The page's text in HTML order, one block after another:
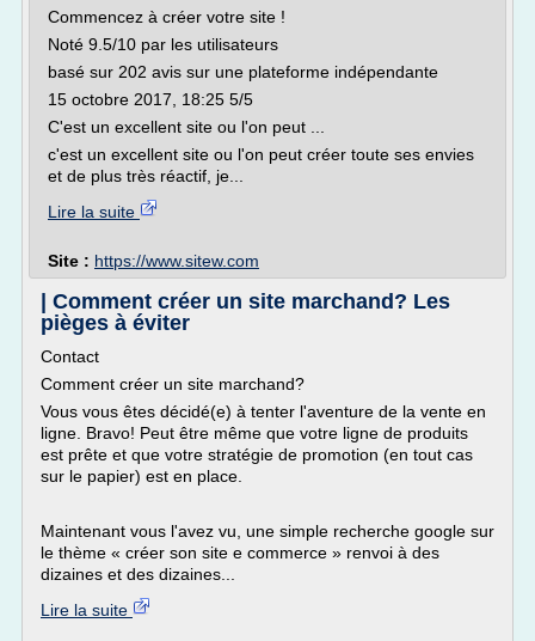
Commencez à créer votre site !
Noté 9.5/10 par les utilisateurs
basé sur 202 avis sur une plateforme indépendante
15 octobre 2017, 18:25 5/5
C'est un excellent site ou l'on peut ...
c'est un excellent site ou l'on peut créer toute ses envies
et de plus très réactif, je...
Lire la suite
Site : https://www.sitew.com
| Comment créer un site marchand? Les
pièges à éviter
Contact
Comment créer un site marchand?
Vous vous êtes décidé(e) à tenter l'aventure de la vente en
ligne. Bravo! Peut être même que votre ligne de produits
est prête et que votre stratégie de promotion (en tout cas
sur le papier) est en place.
Maintenant vous l'avez vu, une simple recherche google sur
le thème « créer son site e commerce » renvoi à des
dizaines et des dizaines...
Lire la suite